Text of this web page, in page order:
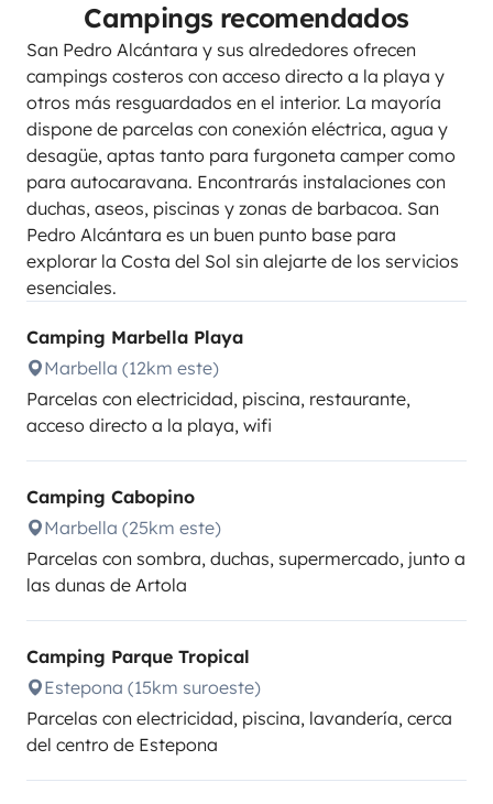
Campings recomendados
San Pedro Alcántara y sus alrededores ofrecen
campings costeros con acceso directo a la playa y
otros más resguardados en el interior. La mayoría
dispone de parcelas con conexión eléctrica, agua y
desagüe, aptas tanto para furgoneta camper como
para autocaravana. Encontrarás instalaciones con
duchas, aseos, piscinas y zonas de barbacoa. San
Pedro Alcántara es un buen punto base para
explorar la Costa del Sol sin alejarte de los servicios
esenciales.
Camping Marbella Playa
Marbella (12km este)
Parcelas con electricidad, piscina, restaurante,
acceso directo a la playa, wifi
Camping Cabopino
Marbella (25km este)
Parcelas con sombra, duchas, supermercado, junto a
las dunas de Artola
Camping Parque Tropical
Estepona (15km suroeste)
Parcelas con electricidad, piscina, lavandería, cerca
del centro de Estepona